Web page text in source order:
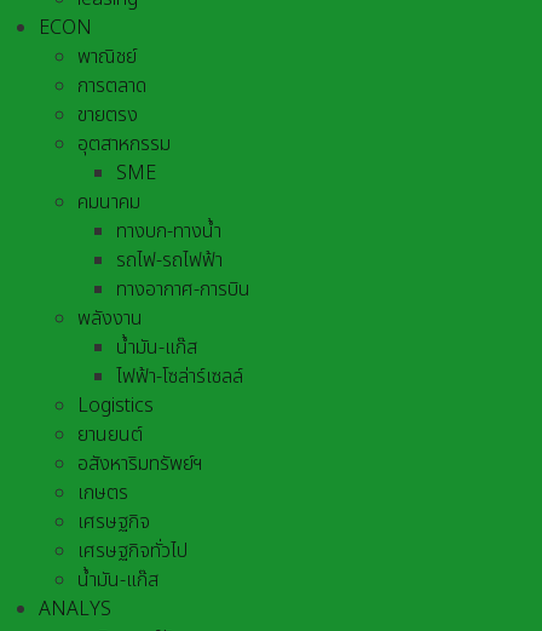
ECON
พาณิชย์
การตลาด
ขายตรง
อุตสาหกรรม
SME
คมนาคม
ทางบก-ทางน้ำ
รถไฟ-รถไฟฟ้า
ทางอากาศ-การบิน
พลังงาน
น้ำมัน-แก๊ส
ไฟฟ้า-โซล่าร์เซลล์
Logistics
ยานยนต์
อสังหาริมทรัพย์ฯ
เกษตร
เศรษฐกิจ
เศรษฐกิจทั่วไป
น้ำมัน-แก๊ส
ANALYS